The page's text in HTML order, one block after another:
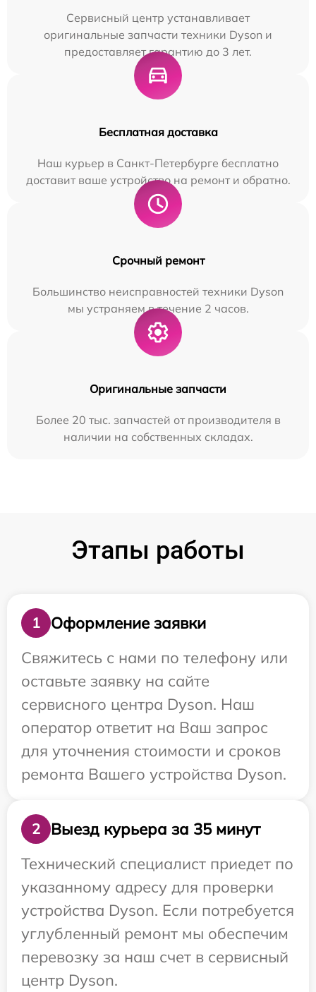
Сервисный центр устанавливает
оригинальные запчасти техники Dyson и
предоставляет гарантию до 3 лет.
Бесплатная доставка
Наш курьер в Санкт-Петербурге бесплатно
доставит ваше устройство на ремонт и обратно.
Срочный ремонт
Большинство неисправностей техники Dyson
мы устраняем в течение 2 часов.
Оригинальные запчасти
Более 20 тыс. запчастей от производителя в
наличии на собственных складах.
Этапы работы
1
Оформление заявки
Свяжитесь с нами по телефону или
оставьте заявку на сайте
сервисного центра Dyson. Наш
оператор ответит на Ваш запрос
для уточнения стоимости и сроков
ремонта Вашего устройства Dyson.
2
Выезд курьера за 35 минут
Технический специалист приедет по
указанному адресу для проверки
устройства Dyson. Если потребуется
углубленный ремонт мы обеспечим
перевозку за наш счет в сервисный
центр Dyson.